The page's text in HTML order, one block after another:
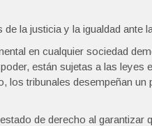
la justicia y la igualdad ante
en cualquier sociedad
están sujetas a las leyes
los tribunales desempeñan
de derecho al garantizar